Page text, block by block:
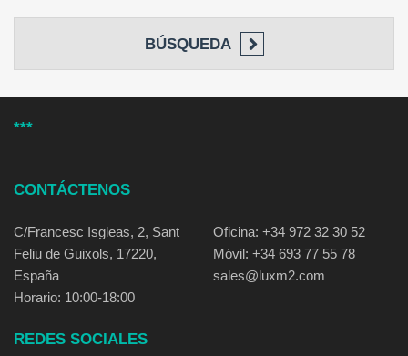
BÚSQUEDA
***
CONTÁCTENOS
C/Francesc Isgleas, 2, Sant
Feliu de Guixols, 17220,
España
Horario: 10:00-18:00
Oficina: +34 972 32 30 52
Móvil: +34 693 77 55 78
sales@luxm2.com
REDES SOCIALES